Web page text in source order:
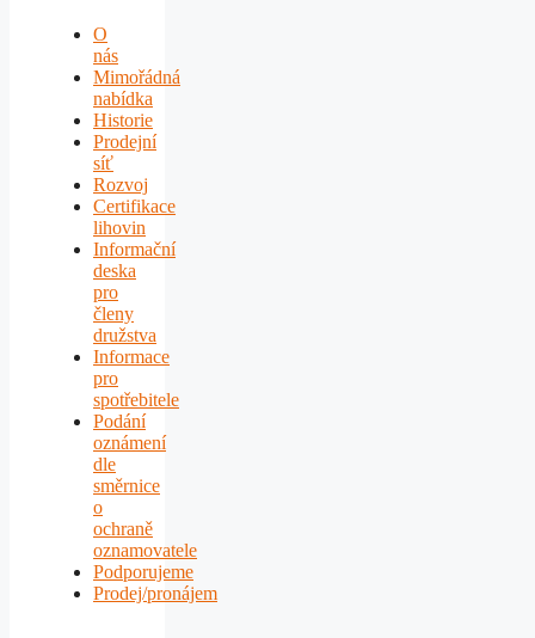
O
nás
Mimořádná
nabídka
Historie
Prodejní
síť
Rozvoj
Certifikace
lihovin
Informační
deska
pro
členy
družstva
Informace
pro
spotřebitele
Podání
oznámení
dle
směrnice
o
ochraně
oznamovatele
Podporujeme
Prodej/pronájem